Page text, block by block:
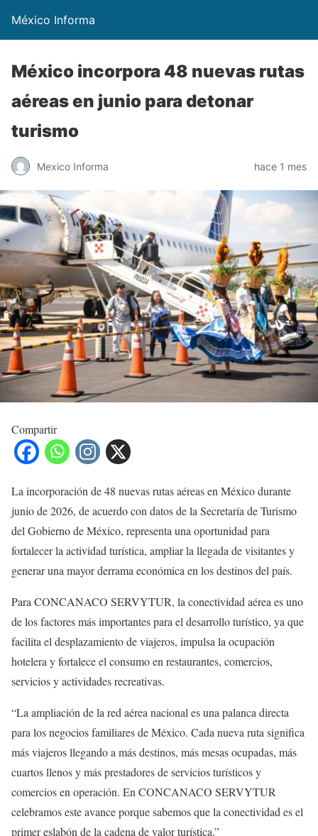
México Informa
México incorpora 48 nuevas rutas
aéreas en junio para detonar
turismo
Mexico Informa hace 1 mes
Compartir
La incorporación de 48 nuevas rutas aéreas en México durante
junio de 2026, de acuerdo con datos de la Secretaría de Turismo
del Gobierno de México, representa una oportunidad para
fortalecer la actividad turística, ampliar la llegada de visitantes y
generar una mayor derrama económica en los destinos del país.
Para CONCANACO SERVYTUR, la conectividad aérea es uno
de los factores más importantes para el desarrollo turístico, ya que
facilita el desplazamiento de viajeros, impulsa la ocupación
hotelera y fortalece el consumo en restaurantes, comercios,
servicios y actividades recreativas.
“La ampliación de la red aérea nacional es una palanca directa
para los negocios familiares de México. Cada nueva ruta significa
más viajeros llegando a más destinos, más mesas ocupadas, más
cuartos llenos y más prestadores de servicios turísticos y
comercios en operación. En CONCANACO SERVYTUR
celebramos este avance porque sabemos que la conectividad es el
primer eslabón de la cadena de valor turística.”